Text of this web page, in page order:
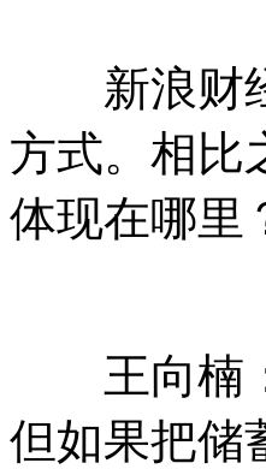
新浪财经
方式。相比
体现在哪里
王向楠：
但如果把储